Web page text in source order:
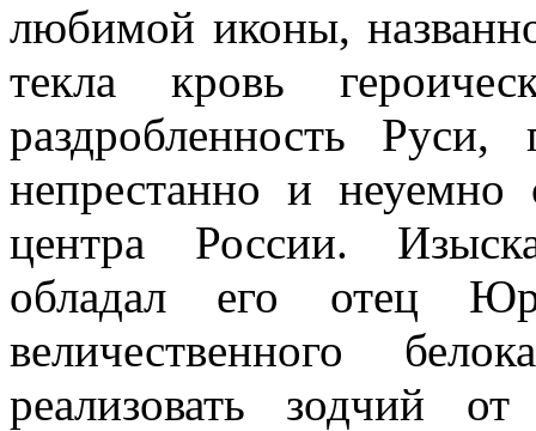
любимой иконы,
текла кровь
раздробленность
непрестанно и неуемно
центра России.
обладал его отец
величественного
реализовать зодчий